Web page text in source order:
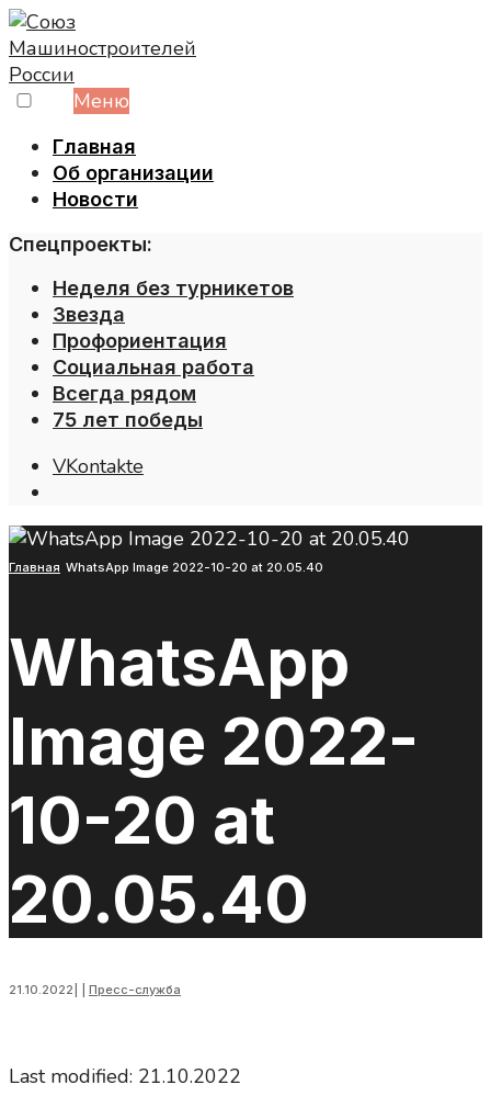
Skip
to
content
Меню
Главная
Об организации
Новости
Спецпроекты:
Неделя без турникетов
Звезда
Профориентация
Социальная работа
Всегда рядом
75 лет победы
VKontakte
Window
Главная WhatsApp Image 2022-10-20 at 20.05.40
WhatsApp
Image 2022-
10-20 at
20.05.40
21.10.2022 Пресс-служба
Last modified: 21.10.2022